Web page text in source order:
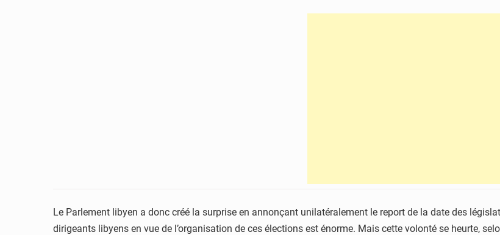
Le Parlement libyen a donc créé la surprise en annonçant unilatéralement le report de la date des
dirigeants libyens en vue de l’organisation de ces élections est énorme. Mais cette volonté se heurte,